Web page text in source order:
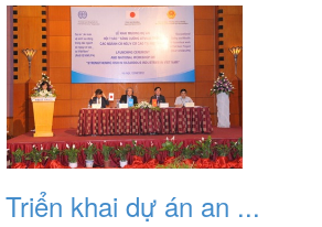
Triển khai dự án an ...